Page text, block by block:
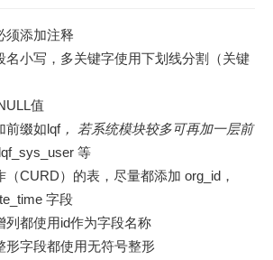
须添加注释
名小写，多关键字使用下划线分割（关键
值
前缀如lqf， 若系统模块较多可再加一层前
lqf_sys_user 等
CURD）的表，尽量都添加 org_id，
字段
列都使用id作为字段名称
形字段都使用无符号整形